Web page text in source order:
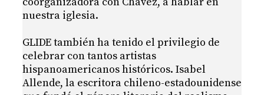
nuestra iglesia.
GLIDE también ha tenido el privilegio de
celebrar con tantos artistas
hispanoamericanos históricos. Isabel
Allende, la escritora chileno-estadounidense